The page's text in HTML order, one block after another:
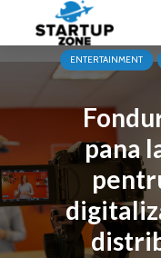
ENTERTAINMENT
pana